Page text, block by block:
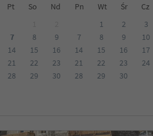
Pt So Nd Pn Wt Śr Cz
7 8
9
14 15
16
21 22
23
28 29
30
1 2 3
7
8 9 10
14
15 16 17
21
22 23 24
28
29 30
Ekologiczne zakwaterowanie